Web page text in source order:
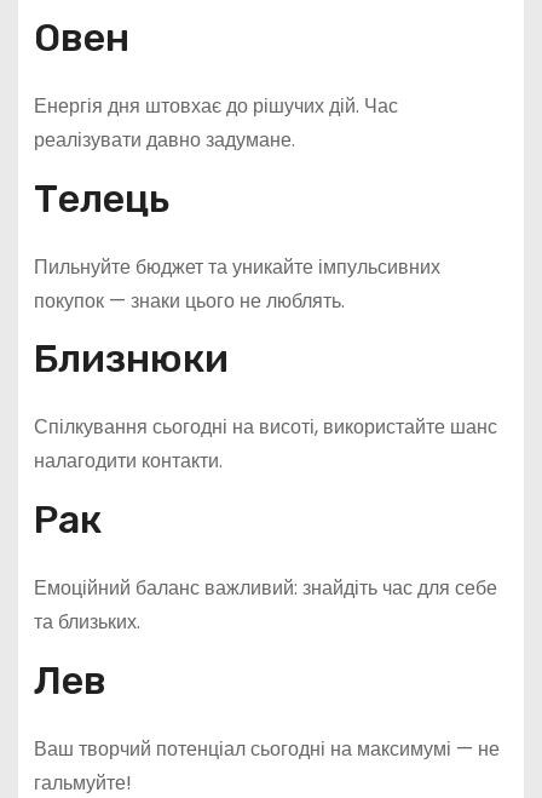
Овен
Енергія дня штовхає до рішучих дій. Час
реалізувати давно задумане.
Телець
Пильнуйте бюджет та уникайте імпульсивних
покупок — знаки цього не люблять.
Близнюки
Спілкування сьогодні на висоті, використайте шанс
налагодити контакти.
Рак
Емоційний баланс важливий: знайдіть час для себе
та близьких.
Лев
Ваш творчий потенціал сьогодні на максимумі — не
гальмуйте!